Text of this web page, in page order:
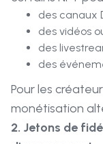
des canaux
des vidéos
des
des
Pour les
monétisation
2. Jetons de